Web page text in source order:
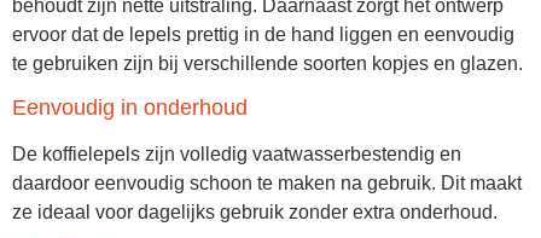
behoudt zijn nette uitstraling. Daarnaast zorgt het ontwerp
ervoor dat de lepels prettig in de hand liggen en eenvoudig
te gebruiken zijn bij verschillende soorten kopjes en glazen.
Eenvoudig in onderhoud
De koffielepels zijn volledig vaatwasserbestendig en
daardoor eenvoudig schoon te maken na gebruik. Dit maakt
ze ideaal voor dagelijks gebruik zonder extra onderhoud.